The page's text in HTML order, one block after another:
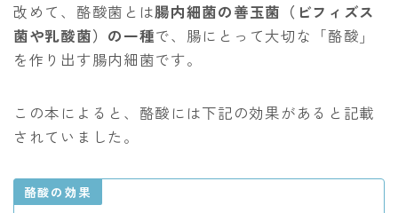
改めて、酪酸菌とは腸内細菌の善玉菌（ビフィズス
菌や乳酸菌）の一種で、腸にとって大切な「酪酸」
を作り出す腸内細菌です。
この本によると、酪酸には下記の効果があると記載
されていました。
酪酸の効果